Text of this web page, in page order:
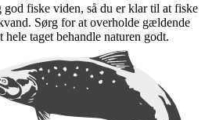
fiske viden, så du er klar til at fiske
Sørg for at overholde gældende
taget behandle naturen godt.